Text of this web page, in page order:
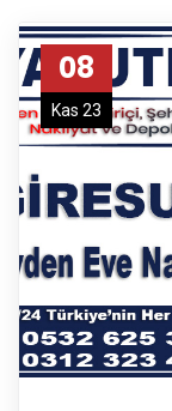
08
Kas 23